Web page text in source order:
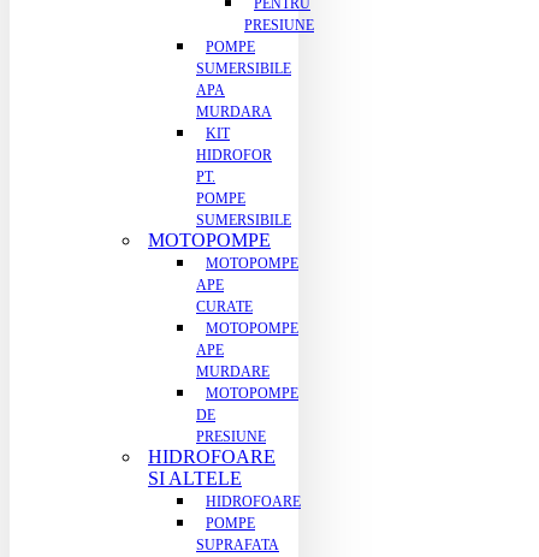
PENTRU
PRESIUNE
POMPE
SUMERSIBILE
APA
MURDARA
KIT
HIDROFOR
PT.
POMPE
SUMERSIBILE
MOTOPOMPE
MOTOPOMPE
APE
CURATE
MOTOPOMPE
APE
MURDARE
MOTOPOMPE
DE
PRESIUNE
HIDROFOARE
SI ALTELE
HIDROFOARE
POMPE
SUPRAFATA